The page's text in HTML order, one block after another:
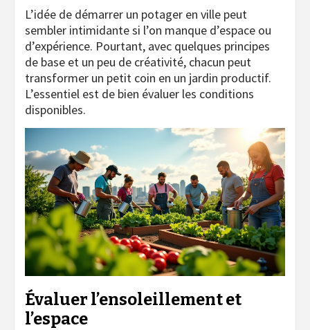
L’idée de démarrer un potager en ville peut
sembler intimidante si l’on manque d’espace ou
d’expérience. Pourtant, avec quelques principes
de base et un peu de créativité, chacun peut
transformer un petit coin en un jardin productif.
L’essentiel est de bien évaluer les conditions
disponibles.
Évaluer l’ensoleillement et
l’espace